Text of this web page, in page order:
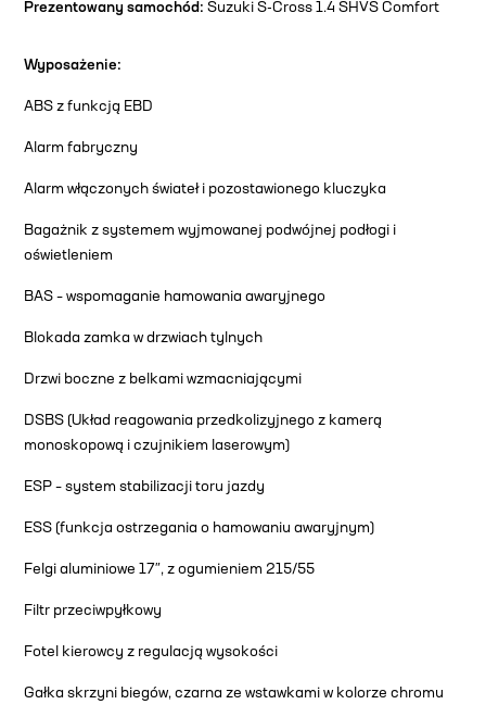
Prezentowany samochód:Suzuki S-Cross 1.4 SHVS Comfort
Wyposażenie:
ABS z funkcją EBD
Alarm fabryczny
Alarm włączonych świateł i pozostawionego kluczyka
Bagażnik z systemem wyjmowanej podwójnej podłogi i
oświetleniem
BAS – wspomaganie hamowania awaryjnego
Blokada zamka w drzwiach tylnych
Drzwi boczne z belkami wzmacniającymi
DSBS (Układ reagowania przedkolizyjnego z kamerą
monoskopową i czujnikiem laserowym)
ESP – system stabilizacji toru jazdy
ESS (funkcja ostrzegania o hamowaniu awaryjnym)
Felgi aluminiowe 17″, z ogumieniem 215/55
Filtr przeciwpyłkowy
Fotel kierowcy z regulacją wysokości
Gałka skrzyni biegów, czarna ze wstawkami w kolorze chromu